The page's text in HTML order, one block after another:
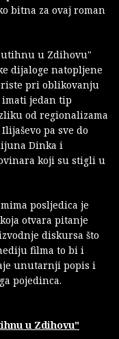
bitna za ovaj roman
utihnu u Zdihovu"
dijaloge natopljene
pri oblikovanju
jedan tip
od regionalizama
pa sve do
Dinka i
koji su stigli u
posljedica je
otvara pitanje
diskursa što
filma to bi i
unutarnji popis i
pojedinca.
u Zdihovu"